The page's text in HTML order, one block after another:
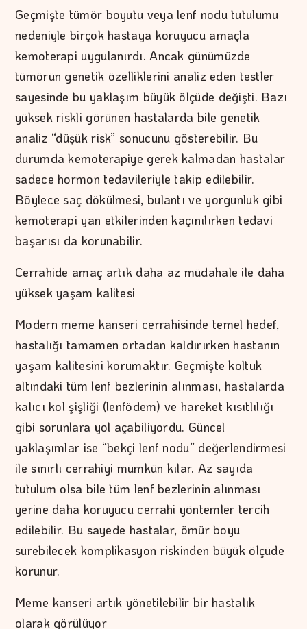
Geçmişte tümör boyutu veya lenf nodu tutulumu
nedeniyle birçok hastaya koruyucu amaçla
kemoterapi uygulanırdı. Ancak günümüzde
tümörün genetik özelliklerini analiz eden testler
sayesinde bu yaklaşım büyük ölçüde değişti. Bazı
yüksek riskli görünen hastalarda bile genetik
analiz “düşük risk” sonucunu gösterebilir. Bu
durumda kemoterapiye gerek kalmadan hastalar
sadece hormon tedavileriyle takip edilebilir.
Böylece saç dökülmesi, bulantı ve yorgunluk gibi
kemoterapi yan etkilerinden kaçınılırken tedavi
başarısı da korunabilir.
Cerrahide amaç artık daha az müdahale ile daha
yüksek yaşam kalitesi
Modern meme kanseri cerrahisinde temel hedef,
hastalığı tamamen ortadan kaldırırken hastanın
yaşam kalitesini korumaktır. Geçmişte koltuk
altındaki tüm lenf bezlerinin alınması, hastalarda
kalıcı kol şişliği (lenfödem) ve hareket kısıtlılığı
gibi sorunlara yol açabiliyordu. Güncel
yaklaşımlar ise “bekçi lenf nodu” değerlendirmesi
ile sınırlı cerrahiyi mümkün kılar. Az sayıda
tutulum olsa bile tüm lenf bezlerinin alınması
yerine daha koruyucu cerrahi yöntemler tercih
edilebilir. Bu sayede hastalar, ömür boyu
sürebilecek komplikasyon riskinden büyük ölçüde
korunur.
Meme kanseri artık yönetilebilir bir hastalık
olarak görülüyor